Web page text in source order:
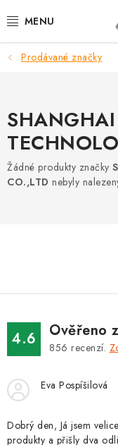
na
%AKCE
SPORTOVNÍ VÝŽIVA
ZDRAVÉ POTRAVINY
Kontakty Slovník
Podmínky ochrany
Slevový systém
Prodávané značky
Žádné produkty značky
CO.,LTD nebyly
4.6 Ověřeno
856 recenzí.
Eva Pospíšilová
Dobrý den, Já jsem
produkty a přišly dva